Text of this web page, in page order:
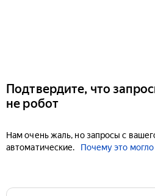
Подтвердите, что
не робот
Нам очень жаль, но запросы с
автоматические.
Почему это